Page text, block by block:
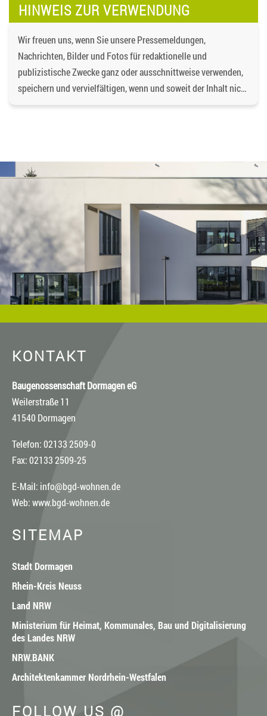
HINWEIS ZUR VERWENDUNG
Wir freuen uns, wenn Sie unsere Pressemeldungen,
Nachrichten, Bilder und Fotos für redaktionelle und
publizistische Zwecke ganz oder ausschnittweise verwenden,
speichern und vervielfältigen, wenn und soweit der Inhalt nicht
Dritte ist nicht gestattet. Die Urheberrechte liegen bei der
Baugenossenschaft Dormagen eG, es sei denn, ein anderer
Urheber ist angegeben, z.B. bei Bildern und Fotos von
Fotostock-Anbietern. In diesen Fällen wenden Sie sich bitte an
den jeweiligen Rechteinhaber, wenn Sie das Material
verwenden wollen.
KONTAKT
Baugenossenschaft Dormagen eG
Weilerstraße 11
41540 Dormagen
Telefon: 02133 2509-0
Fax: 02133 2509-25
E-Mail: info@bgd-wohnen.de
Web:www.bgd-wohnen.de
SITEMAP
Stadt Dormagen
Rhein-Kreis Neuss
Land NRW
Ministerium für Heimat, Kommunales, Bau und Digitalisierung
des Landes NRW
NRW.BANK
Architektenkammer Nordrhein-Westfalen
FOLLOW US @